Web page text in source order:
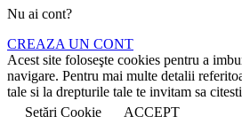
Nu ai cont?
CREAZA UN CONT
Acest site foloseşte cookies pentru a
navigare. Pentru mai multe detalii
tale si la drepturile tale te invitam sa
Setări Cookie
ACCEPT